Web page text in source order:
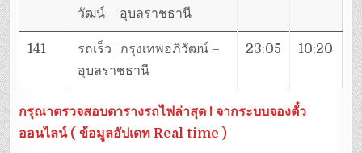
วัฒน์ – อุบลราชธานี
141
รถเร็ว | กรุงเทพอภิวัฒน์ –
อุบลราชธานี
23:05 10:20
กรุณาตรวจสอบตารางรถไฟล่าสุด ! จากระบบจองตั๋ว
ออนไลน์ ( ข้อมูลอัปเดท Real time )